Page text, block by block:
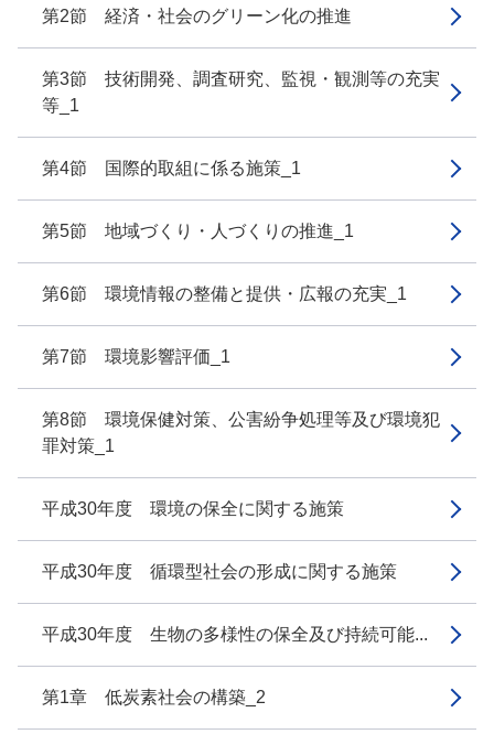
第2節 経済・社会のグリーン化の推進
第3節 技術開発、調査研究、監視・観測等の充実
等_1
第4節 国際的取組に係る施策_1
第5節 地域づくり・人づくりの推進_1
第6節 環境情報の整備と提供・広報の充実_1
第7節 環境影響評価_1
第8節 環境保健対策、公害紛争処理等及び環境犯
罪対策_1
平成30年度 環境の保全に関する施策
平成30年度 循環型社会の形成に関する施策
平成30年度 生物の多様性の保全及び持続可能...
第1章 低炭素社会の構築_2